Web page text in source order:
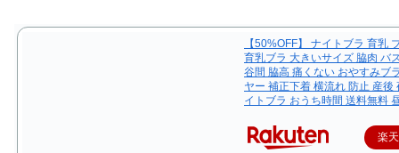
【50%OFF】 ナイトブラ 育乳
育乳ブラ 大きいサイズ 脇肉 バ
谷間 脇高 痛くない おやすみブ
ヤー 補正下着 横流れ 防止 産後
イトブラ おうち時間 送料無料
楽